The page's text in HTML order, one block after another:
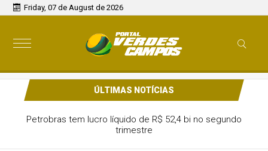
Friday, 07 de August de 2026
ÚLTIMAS NOTÍCIAS
Petrobras tem lucro líquido de R$ 52,4 bi no segundo
trimestre